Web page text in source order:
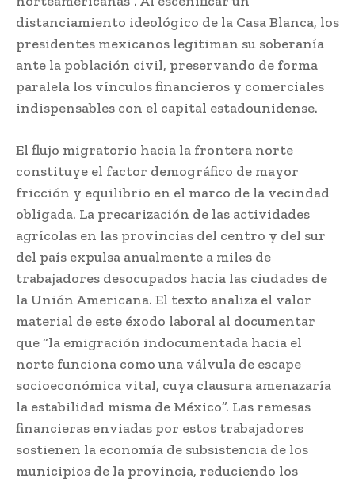
distanciamiento ideológico de la Casa Blanca, los
presidentes mexicanos legitiman su soberanía
ante la población civil, preservando de forma
paralela los vínculos financieros y comerciales
indispensables con el capital estadounidense.
El flujo migratorio hacia la frontera norte
constituye el factor demográfico de mayor
fricción y equilibrio en el marco de la vecindad
obligada. La precarización de las actividades
agrícolas en las provincias del centro y del sur
del país expulsa anualmente a miles de
trabajadores desocupados hacia las ciudades de
la Unión Americana. El texto analiza el valor
material de este éxodo laboral al documentar
que “la emigración indocumentada hacia el
norte funciona como una válvula de escape
socioeconómica vital, cuya clausura amenazaría
la estabilidad misma de México”. Las remesas
financieras enviadas por estos trabajadores
sostienen la economía de subsistencia de los
municipios de la provincia, reduciendo los